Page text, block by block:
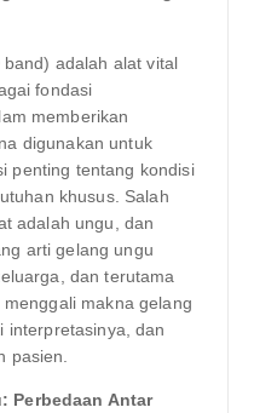
adalah alat vital
fondasi
memberikan
digunakan untuk
penting tentang kondisi
khusus. Salah
adalah ungu, dan
arti gelang ungu
dan terutama
makna gelang
interpretasinya, dan
pasien.
Perbedaan Antar